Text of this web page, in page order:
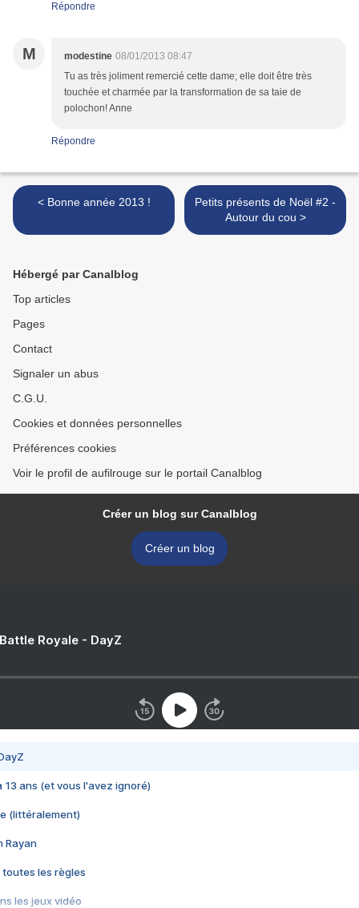
Répondre
M modestine 08/01/2013 08:47
Tu as très joliment remercié cette dame; elle doit être très
touchée et charmée par la transformation de sa taie de
polochon! Anne
Répondre
< Bonne année 2013 !
Petits présents de Noël #2 -
Autour du cou >
Hébergé par Canalblog
Top articles
Pages
Contact
Signaler un abus
C.G.U.
Cookies et données personnelles
Préférences cookies
Voir le profil de aufilrouge sur le portail Canalblog
Créer un blog sur Canalblog
Créer un blog
Royale - DayZ
13 ans (et vous l'avez ignoré)
(littéralement)
Rayan
toutes les règles
les jeux vidéo